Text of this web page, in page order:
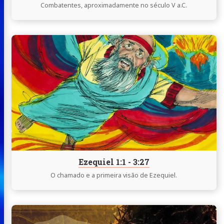
Combatentes, aproximadamente no século V a.C.
Ezequiel 1:1 - 3:27
O chamado e a primeira visão de Ezequiel.
Continue
lendo
Ezequiel
1:1
3:27
Continue
Instagram
X
/
Twitter
buymeacoffee